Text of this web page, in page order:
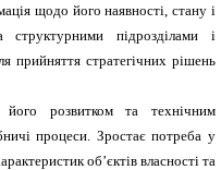
щодо його наявності, стану і
структурними підрозділами і
прийняття стратегічних рішень
його розвитком та технічним
процеси. Зростає потреба у
об’єктів власності та